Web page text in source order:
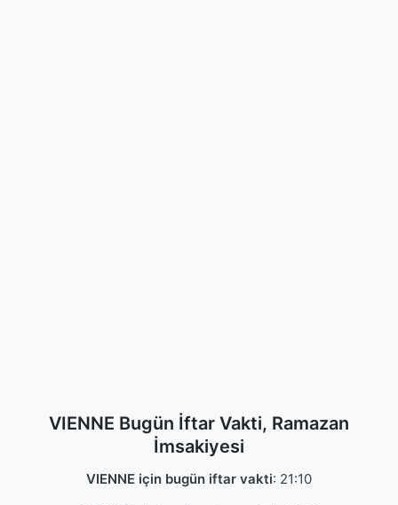
VIENNE Bugün İftar Vakti, Ramazan
İmsakiyesi
VIENNE için bugün iftar vakti: 21:10